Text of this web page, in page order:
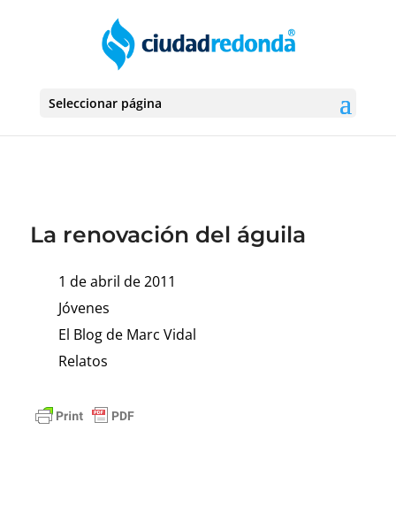
Seleccionar página
La renovación del águila
1 de abril de 2011
Jóvenes
El Blog de Marc Vidal
Relatos